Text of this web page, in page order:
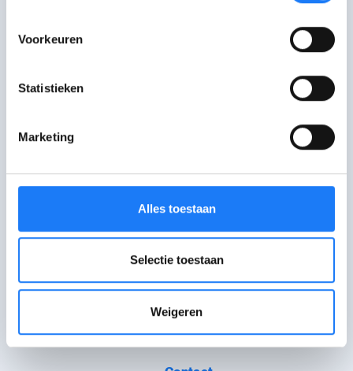
Voorkeuren
Statistieken
Marketing
Alles toestaan
Selectie toestaan
Weigeren
WAT WAT brengt info voor jongeren via artikels, verhalen
en hulplijnen.
Over WAT WAT
Bestel infomateriaal